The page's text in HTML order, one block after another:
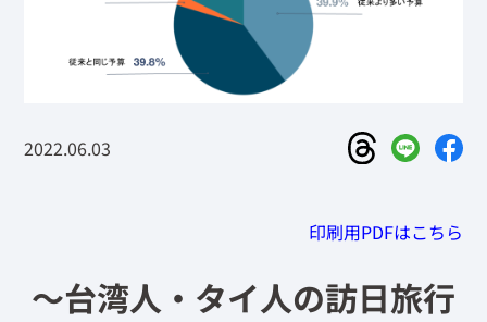
2022.06.03
印刷用PDFはこちら
〜台湾人・タイ人の訪日旅行